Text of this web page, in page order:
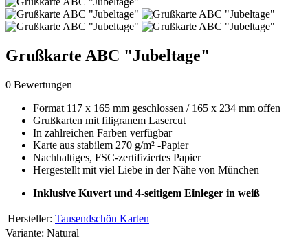
Grußkarte ABC "Jubeltage"
0 Bewertungen
Format 117 x 165 mm geschlossen / 165 x 234 mm offen
Grußkarten mit filigranem Lasercut
In zahlreichen Farben verfügbar
Karte aus stabilem 270 g/m² -Papier
Nachhaltiges, FSC-zertifiziertes Papier
Hergestellt mit viel Liebe in der Nähe von München
Inklusive Kuvert und 4-seitigem Einleger in weiß
Hersteller: Tausendschön Karten
Variante: Natural